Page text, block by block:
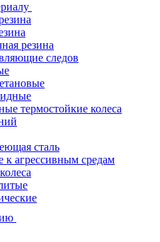
резина
следов
термостойкие колеса
сталь
к агрессивным средам